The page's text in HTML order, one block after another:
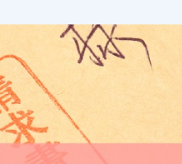
請求書発行代行